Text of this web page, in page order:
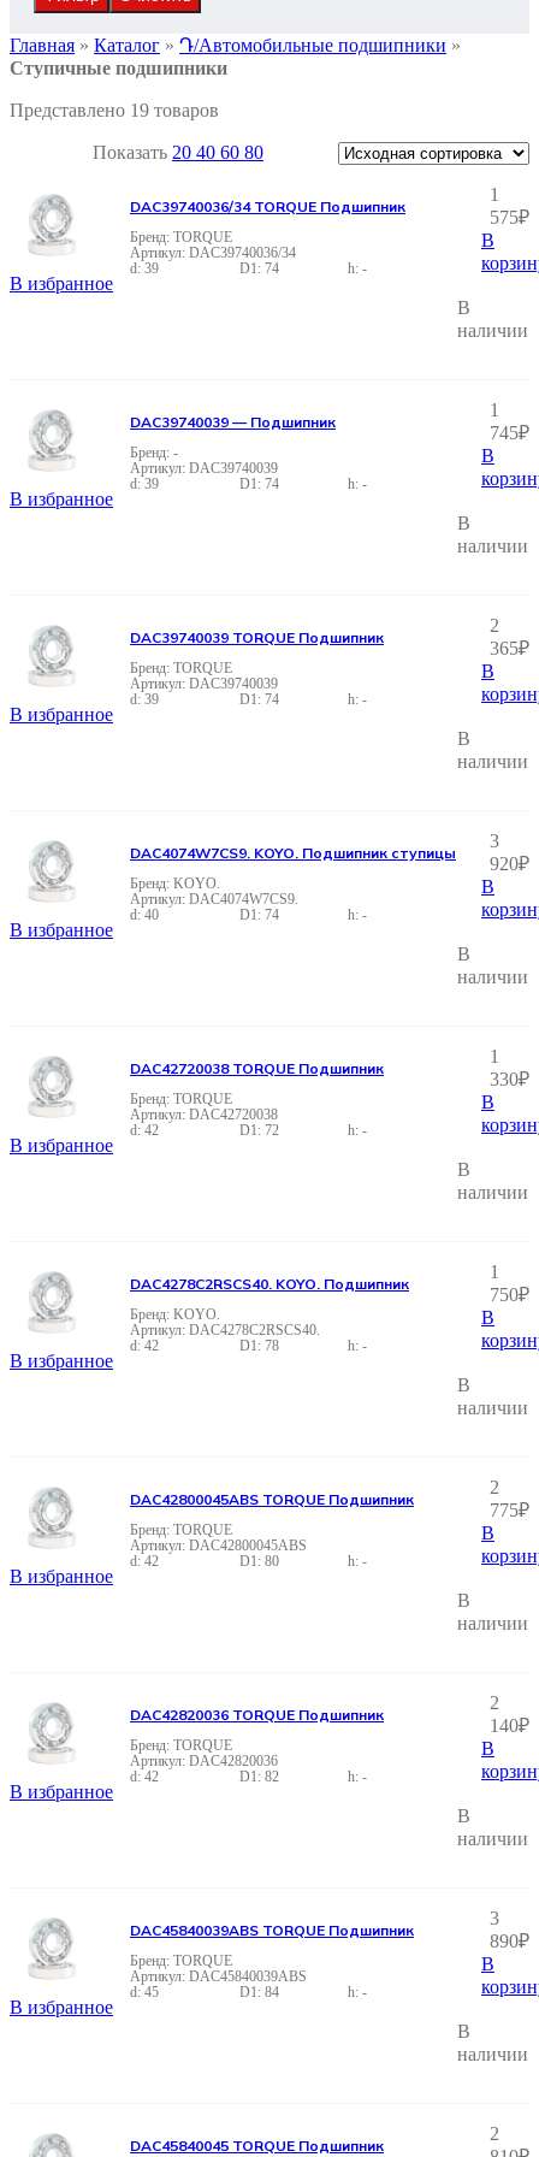
Главная » Каталог » Դ/Автомобильные подшипники »
Ступичные подшипники
Представлено 19 товаров
Показать 20 40 60 80
В избранное
DAC39740036/34
39
74 -
TORQUE
DAC39740036/34 TORQUE Подшипник
1
575₽
В
В
наличии
В избранное
DAC39740039
39
74 -
-
DAC39740039 — Подшипник
1
745₽
В
В
наличии
В избранное
DAC39740039
39
74 -
TORQUE
DAC39740039 TORQUE Подшипник
2
365₽
В
В
наличии
В избранное
DAC4074W7CS9.
40
74 -
KOYO.
DAC4074W7CS9. KOYO. Подшипник ступицы
3
920₽
В
В
наличии
В избранное
DAC42720038
42
72 -
TORQUE
DAC42720038 TORQUE Подшипник
1
330₽
В
В
наличии
В избранное
DAC4278C2RSCS40.
42
78 -
KOYO.
DAC4278C2RSCS40. KOYO. Подшипник
1
750₽
В
В
наличии
В избранное
DAC42800045ABS
42
80 -
TORQUE
DAC42800045ABS TORQUE Подшипник
2
775₽
В
В
наличии
В избранное
DAC42820036
42
82 -
TORQUE
DAC42820036 TORQUE Подшипник
2
140₽
В
В
наличии
В избранное
DAC45840039ABS
45
84 -
TORQUE
DAC45840039ABS TORQUE Подшипник
3
890₽
В
В
наличии
DAC45840045 TORQUE Подшипник
2